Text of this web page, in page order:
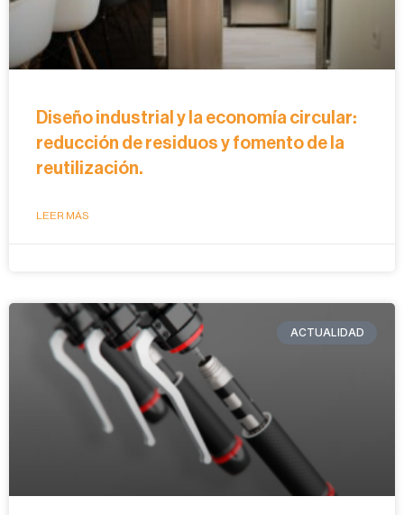
Diseño industrial y la economía circular:
reducción de residuos y fomento de la
reutilización.
LEER MÁS
ACTUALIDAD